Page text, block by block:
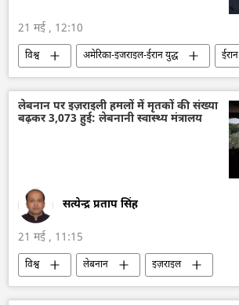
21 मई , 12:10
विश्व अमेरिका-इजराइल-ईरान युद्ध
ईरान
अमेरिका
इज़राइल
बेंजामिन नेतन्याहू
डॉनल्ड ट्रम्प
लेबनान पर इज़राइली हमलों में मृतकों की संख्या
बढ़कर 3,073 हुई: लेबनानी स्वास्थ्य मंत्रालय
सत्येन्द्र प्रताप सिंह
21 मई , 11:15
विश्व लेबनान
इज़राइल
इज़राइल रक्षा सेना
वायु रक्षा
रक्षा-पंक्ति